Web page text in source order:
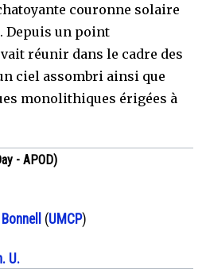
couronne solaire
Depuis un point
réunir dans le cadre des
ciel assombri ainsi que
monolithiques érigées à
- APOD)
(UMCP)
U.